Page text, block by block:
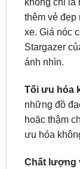
không chỉ là
thêm vẻ
xe. Giá nóc
Stargazer
ánh nhìn.
Tối ưu hóa
những đồ
hoặc thậm
ưu hóa
Chất lượng